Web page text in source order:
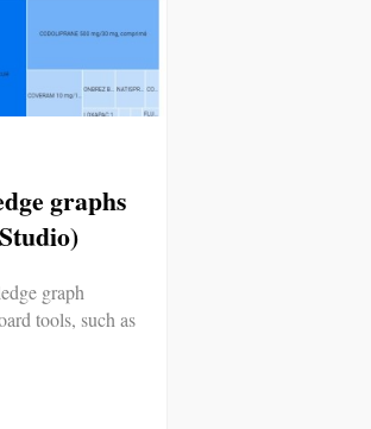
graphs
graph
tools, such as